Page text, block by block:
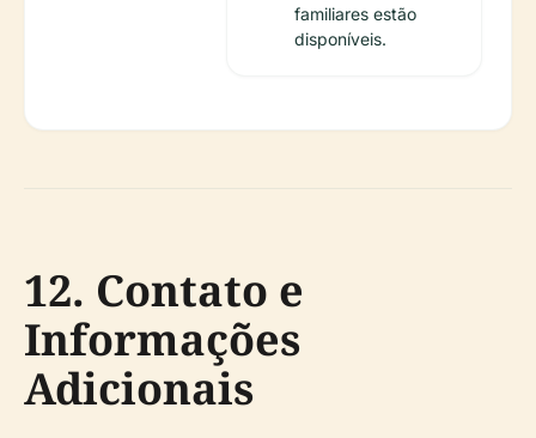
familiares estão
disponíveis.
12. Contato e
Informações
Adicionais